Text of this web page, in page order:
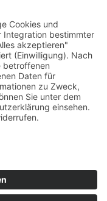
10 Jahren, in welchen
haben um Ihnen
vorbei!
Hände😁 Gibt noch